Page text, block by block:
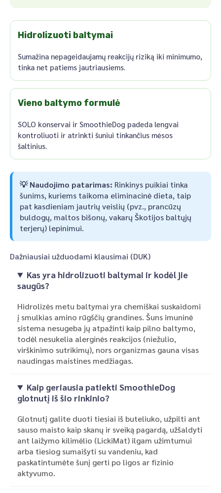
Hidrolizuoti baltymai
Sumažina nepageidaujamų reakcijų riziką iki minimumo,
tinka net patiems jautriausiems.
Vieno baltymo formulė
SOLO konservai ir SmoothieDog padeda lengvai
kontroliuoti ir atrinkti šuniui tinkančius mėsos
šaltinius.
💡 Naudojimo patarimas: Rinkinys puikiai tinka
šunims, kuriems taikoma eliminacinė dieta, taip
pat kasdieniam jautrių veislių (pvz., prancūzų
buldogų, maltos bišonų, vakarų Škotijos baltųjų
terjerų) lepinimui.
Dažniausiai užduodami klausimai (DUK)
Kas yra hidrolizuoti baltymai ir kodėl jie
saugūs?
Hidrolizės metu baltymai yra chemiškai suskaidomi
į smulkias amino rūgščių grandines. Šuns imuninė
sistema nesugeba jų atpažinti kaip pilno baltymo,
todėl nesukelia alerginės reakcijos (niežulio,
virškinimo sutrikimų), nors organizmas gauna visas
naudingas maistines medžiagas.
Kaip geriausia patiekti SmoothieDog
glotnutį iš šio rinkinio?
Glotnutį galite duoti tiesiai iš buteliuko, užpilti ant
sauso maisto kaip skanų ir sveiką pagardą, užšaldyti
ant laižymo kilimėlio (LickiMat) ilgam užimtumui
arba tiesiog sumaišyti su vandeniu, kad
paskatintumėte šunį gerti po ligos ar fizinio
aktyvumo.